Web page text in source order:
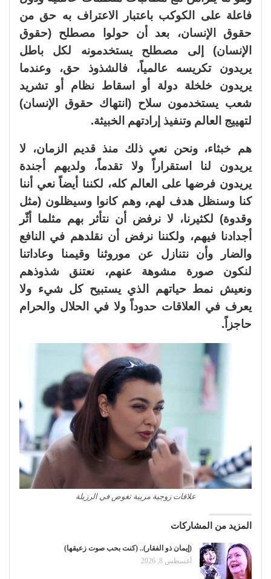
فاعلة على الكوكب باعتبار الاعتراف به حق من
حقوق الإنسان، بعد أن حولوا مصطلح (حقوق
الإنسان) إلى مصطلح يستخدمونه لكل باطل
يريدون تكريسه عالمياً، فالشذوذ حق، وعندما
يريدون خلخلة دولة أو اسقاط نظام أو تشريد
شعب يستخدمون سلاح (انتهاك حقوق الإنسان)
لتهييج العالم وتنفيذ إرادتهم الخبيثة.
هم خبثاء، ونحن نعي ذلك منذ قديم الزمان، لا
يريدون لنا استقراراً ولا تقدماً، ولديهم أجندة
يريدون فرضها على العالم كله، لكننا أيضاً نعي أننا
كنا وسنظل هدف لهم، وهم كانوا وسيظلون (مثل
وقدوة) لكثيرنا، لا نرفض أن نتأثر بهم مثلما أثّر
أجدادنا فيهم، ولكننا نرفض أن نقلدهم في النافع
والضار وأن نتنازل عن موروثنا وقيمنا وعاداتنا
لنكون صورة مشوهة عنهم، نعتنق شذوذهم
ونعيش نمط حياتهم الذي يستبيح كل شيء ولا
يعرف في العلاقات حدوداً ولا في الحلال والحرام
حاجزاً.
علاقات زوجية مريبة تغوص في الرزيلة
المزيد من المشاركات
(إيمان ذو الفقار).. (كنت بحب صوت زعيقها)
أغسطس 8, 2026